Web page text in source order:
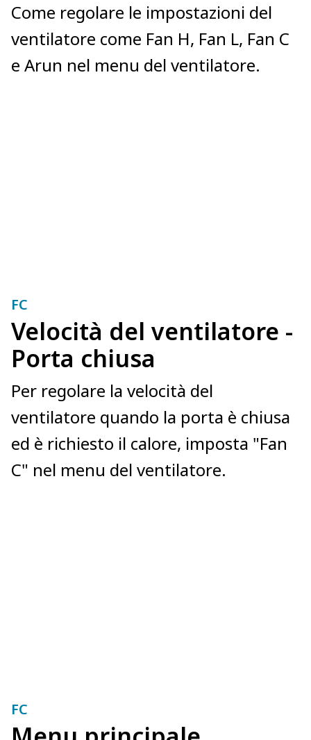
Come regolare le impostazioni del
ventilatore come Fan H, Fan L, Fan C
e Arun nel menu del ventilatore.
Velocità del ventilatore -
Porta chiusa
FC
Per regolare la velocità del
ventilatore quando la porta è chiusa
ed è richiesto il calore, imposta "Fan
C" nel menu del ventilatore.
FC